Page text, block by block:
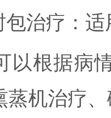
包治疗：
以根据病
蒸机治疗